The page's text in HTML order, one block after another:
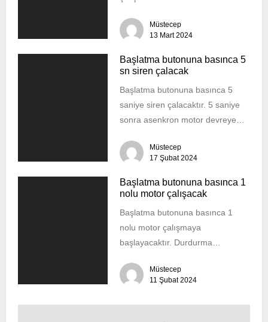
çalışmaya başlayacaktır....
Müstecep
13 Mart 2024
Başlatma butonuna basınca 5
sn siren çalacak
Başlatma butonuna basınca 5
saniye siren çalacaktır. 5 saniye
sonra asenkron motor devreye
basınca 5 saniye siren...
Müstecep
17 Şubat 2024
Başlatma butonuna basınca 1
nolu motor çalışacak
Başlatma butonuna basınca 1
nolu motor çalışmaya
başlayacaktır. Durdurma
duracak, 2 nolu motor çalışmaya
başlayacaktır....
Müstecep
11 Şubat 2024